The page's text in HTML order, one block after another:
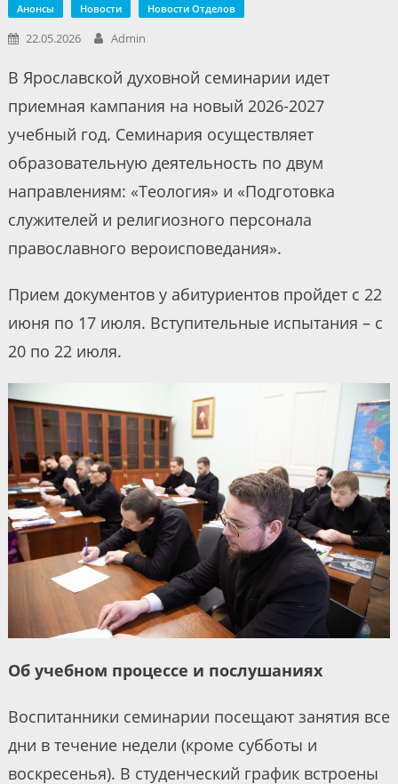
Анонсы Новости Новости Отделов
22.05.2026 Admin
В Ярославской духовной семинарии идет
приемная кампания на новый 2026-2027
учебный год. Семинария осуществляет
образовательную деятельность по двум
направлениям: «Теология» и «Подготовка
служителей и религиозного персонала
православного вероисповедания».
Прием документов у абитуриентов пройдет с 22
июня по 17 июля. Вступительные испытания – с
20 по 22 июля.
Об учебном процессе и послушаниях
Воспитанники семинарии посещают занятия все
дни в течение недели (кроме субботы и
воскресенья). В студенческий график встроены